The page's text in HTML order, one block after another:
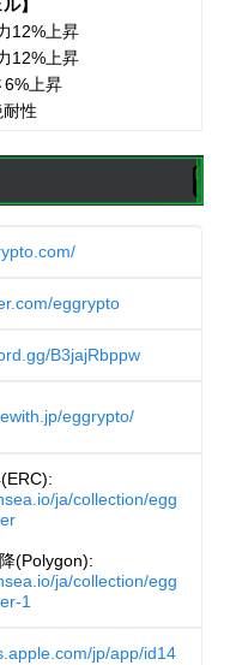
】
12%上昇
12%上昇
6%上昇
性
eggrypto
B3jajRbppw
eggrypto/
ja/collection/egg
(Polygon):
ja/collection/egg
1
jp/app/id14